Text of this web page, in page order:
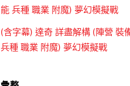
能 兵種 職業 附魔) 夢幻模擬戰
(含字幕) 達奇 詳盡解構 (陣營 裝
兵種 職業 附魔) 夢幻模擬戰